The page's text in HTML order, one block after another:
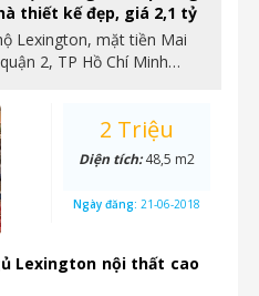
thiết kế đẹp, giá 2,1 tỷ
Lexington, mặt tiền Mai
2, TP Hồ Chí Minh…
Lexington nội thất cao
2 Triệu
Diện tích:48,5 m2
Ngày đăng: 21-06-2018